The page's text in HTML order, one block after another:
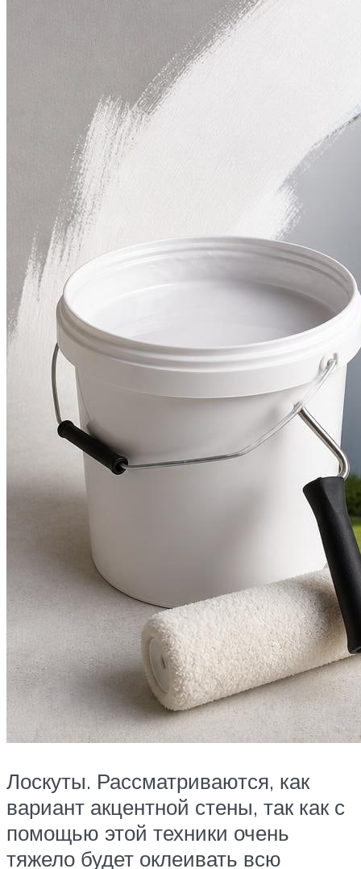
Лоскуты. Рассматриваются, как
вариант акцентной стены, так как с
помощью этой техники очень
тяжело будет оклеивать всю